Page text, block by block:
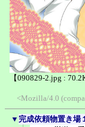
【090829-2.jpg :
<Mozilla/4.0
▼ 完成依頼物置き場